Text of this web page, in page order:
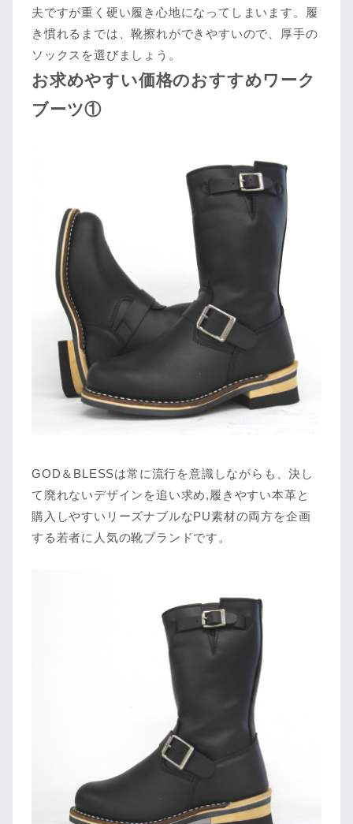
夫ですが重く硬い履き心地になってしまいます。履
き慣れるまでは、靴擦れができやすいので、厚手の
ソックスを選びましょう。
お求めやすい価格のおすすめワーク
ブーツ①
GOD＆BLESSは常に流行を意識しながらも、決し
て廃れないデザインを追い求め,履きやすい本革と
購入しやすいリーズナブルなPU素材の両方を企画
する若者に人気の靴ブランドです。